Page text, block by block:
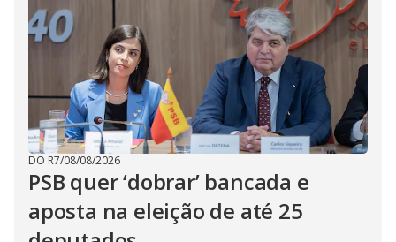
DO R7/08/08/2026
PSB quer ‘dobrar’ bancada e
aposta na eleição de até 25